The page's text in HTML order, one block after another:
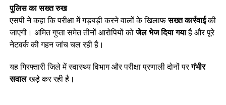
पुलिस का सख्त रुख
एसपी ने कहा कि परीक्षा में गड़बड़ी करने वालों के खिलाफसख्त कार्रवाईकी
जाएगी। अमित गुप्ता समेत तीनों आरोपियों कोजेल भेज दिया गयाहै और पूरे
नेटवर्क की गहन जांच चल रही है।
यह गिरफ्तारी जिले में स्वास्थ्य विभाग और परीक्षा प्रणाली दोनों परगंभीर
सवालखड़े कर रही है।